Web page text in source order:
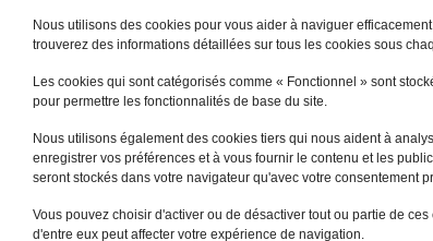
Nous utilisons des cookies pour vous aider à naviguer
trouverez des informations détaillées sur tous les cookies sous
Les cookies qui sont catégorisés comme « Fonctionnel » sont
pour permettre les fonctionnalités de base du site.
Nous utilisons également des cookies tiers qui nous aident à
enregistrer vos préférences et à vous fournir le contenu et les
seront stockés dans votre navigateur qu'avec votre consentement
Vous pouvez choisir d'activer ou de désactiver tout ou partie de
d'entre eux peut affecter votre expérience de navigation.